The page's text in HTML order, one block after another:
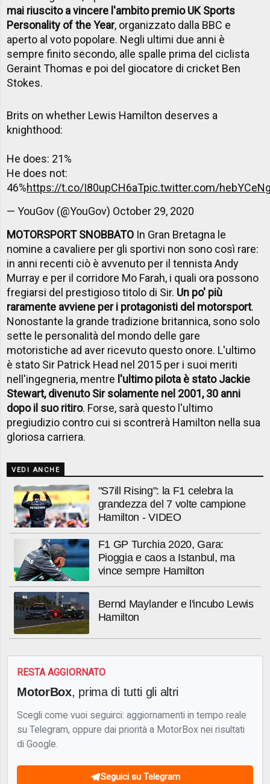
mai riuscito a vincere l'ambito premio UK Sports
Personality of the Year, organizzato dalla BBC e
aperto al voto popolare. Negli ultimi due anni è
sempre finito secondo, alle spalle prima del ciclista
Geraint Thomas e poi del giocatore di cricket Ben
Stokes.
Brits on whether Lewis Hamilton deserves a
knighthood:
He does: 21%
He does not:
46%https://t.co/I80upCH6aTpic.twitter.com/
— YouGov (@YouGov) October 29, 2020
MOTORSPORT SNOBBATO In Gran Bretagna le
nomine a cavaliere per gli sportivi non sono così rare:
in anni recenti ciò è avvenuto per il tennista Andy
Murray e per il corridore Mo Farah, i quali ora possono
fregiarsi del prestigioso titolo di Sir. Un po' più
raramente avviene per i protagonisti del motorsport.
Nonostante la grande tradizione britannica, sono solo
sette le personalità del mondo delle gare
motoristiche ad aver ricevuto questo onore. L'ultimo
è stato Sir Patrick Head nel 2015 per i suoi meriti
nell'ingegneria, mentre l'ultimo pilota è stato Jackie
Stewart, divenuto Sir solamente nel 2001, 30 anni
dopo il suo ritiro. Forse, sarà questo l'ultimo
pregiudizio contro cui si scontrerà Hamilton nella sua
gloriosa carriera.
VEDI ANCHE
"S7ill Rising": la F1 celebra la
grandezza del 7 volte campione
Hamilton - VIDEO
F1 GP Turchia 2020, Gara:
Pioggia e caos a Istanbul, ma
vince sempre Hamilton
Bernd Maylander e l'incubo Lewis
Hamilton
RESTA AGGIORNATO
MotorBox, prima di tutti gli altri
Scegli come vuoi seguirci: aggiornamenti in tempo reale
su Telegram, oppure dai priorità a MotorBox nei risultati
di Google.
Seguici su Telegram